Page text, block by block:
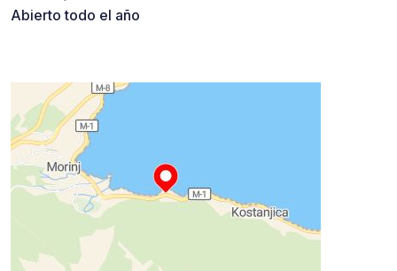
Abierto todo el año